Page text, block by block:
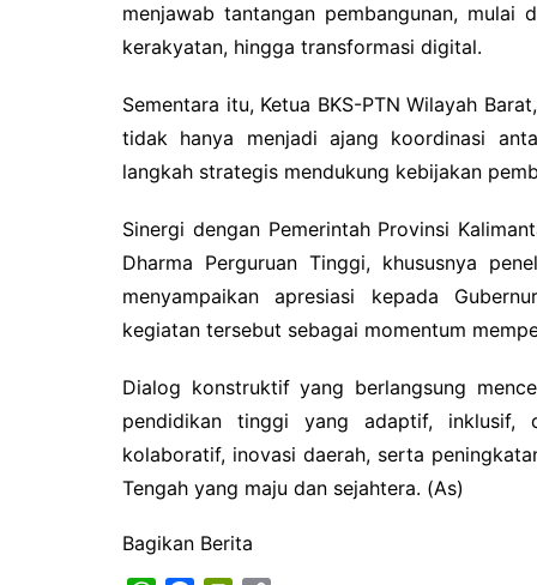
menjawab tantangan pembangunan, mulai
kerakyatan, hingga transformasi digital.
Sementara itu, Ketua BKS-PTN Wilayah
tidak hanya menjadi ajang koordinasi
langkah strategis mendukung kebijakan
Sinergi dengan Pemerintah Provinsi
Dharma Perguruan Tinggi, khususnya
menyampaikan apresiasi kepada
kegiatan tersebut sebagai momentum
Dialog konstruktif yang berlangsung
pendidikan tinggi yang adaptif, inklusif,
kolaboratif, inovasi daerah, serta
Tengah yang maju dan sejahtera. (As)
Bagikan Berita